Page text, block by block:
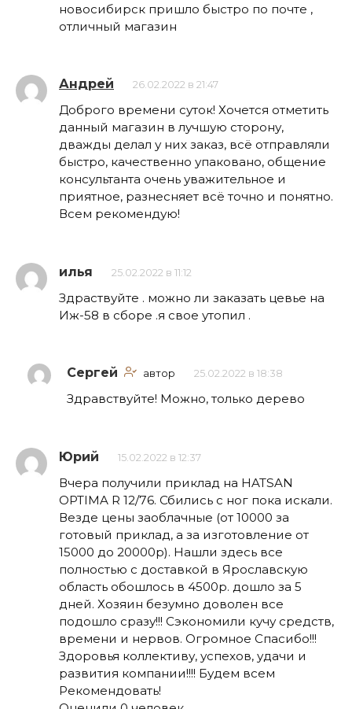
новосибирск пришло быстро по почте ,
отличный магазин
Андрей 26.02.2022 в 21:47
Доброго времени суток! Хочется отметить
данный магазин в лучшую сторону,
дважды делал у них заказ, всё отправляли
быстро, качественно упаковано, общение
консультанта очень уважительное и
приятное, разнесняет всё точно и понятно.
Всем рекомендую!
илья 25.02.2022 в 11:12
Здраствуйте . можно ли заказать цевье на
Иж-58 в сборе .я свое утопил .
Сергей автор 25.02.2022 в 18:38
Здравствуйте! Можно, только дерево
Юрий 15.02.2022 в 12:37
Вчера получили приклад на HATSAN
OPTIMA R 12/76. Сбились с ног пока искали.
Везде цены заоблачные (от 10000 за
готовый приклад, а за изготовление от
15000 до 20000р). Нашли здесь все
полностью с доставкой в Ярославскую
область обошлось в 4500р. дошло за 5
дней. Хозяин безумно доволен все
подошло сразу!!! Сэкономили кучу средств,
времени и нервов. Огромное Спасибо!!!
Здоровья коллективу, успехов, удачи и
развития компании!!!! Будем всем
Рекомендовать!